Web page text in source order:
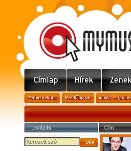
Listázás Cím